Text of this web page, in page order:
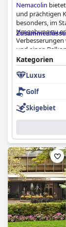
Nemacolin
und prächtigen
besonders, im
Umgebung zu
Verbesserungen
und einen
Gestaltung
den einzelnen
ein wenig
finden, das
Wahl mit
für das
Gäste beim
fester Betten
luxuriösen
einen
Kategorien
Luxus
Golf
Skigebiet